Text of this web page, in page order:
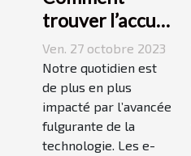
trouver l’accu
idéal pour sa e-
cigarette ?
Ven. 27 octobre 2023
Notre quotidien est
de plus en plus
impacté par l’avancée
fulgurante de la
technologie. Les e-